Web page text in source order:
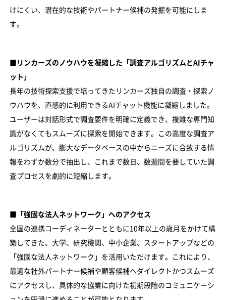
けにくい、潜在的な技術やパートナー候補の発掘を可能にしま
す。
■リンカーズのノウハウを凝縮した「調査アルゴリズムとAIチャ
ット」
長年の技術探索支援で培ってきたリンカーズ独自の調査・探索ノ
ウハウを、直感的に利用できるAIチャット機能に凝縮しました。
ユーザーは対話形式で調査要件を明確に定義でき、複雑な専門知
識がなくてもスムーズに探索を開始できます。この高度な調査ア
ルゴリズムが、膨大なデータベースの中からニーズに合致する情
報をわずか数分で抽出し、これまで数日、数週間を要していた調
査プロセスを劇的に短縮します。
■「強固な法人ネットワーク」へのアクセス
全国の連携コーディネーターとともに10年以上の歳月をかけて構
築してきた、大学、研究機関、中小企業、スタートアップなどの
「強固な法人ネットワーク」を活用いただけます。これにより、
最適な社外パートナー候補や顧客候補へダイレクトかつスムーズ
にアクセスし、具体的な協業に向けた初期段階のコミュニケーシ